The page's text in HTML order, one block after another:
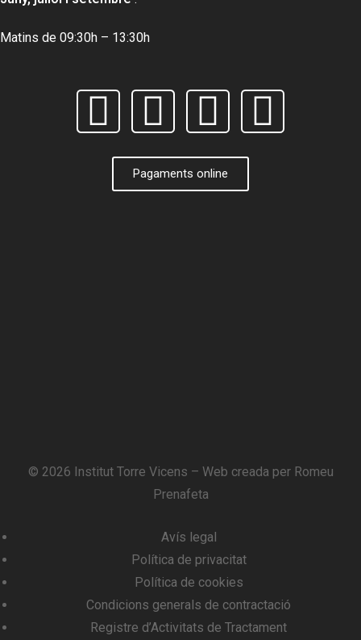
Matins de 09:30h – 13:30h
Pagaments online
© 2026 Institut Torre Vicens – Web creada per Romeu
Prenafeta
Avís legal
Política de privacitat
Política de cookies
Condicions generals de contractació
Registre d’Activitats de Tractament